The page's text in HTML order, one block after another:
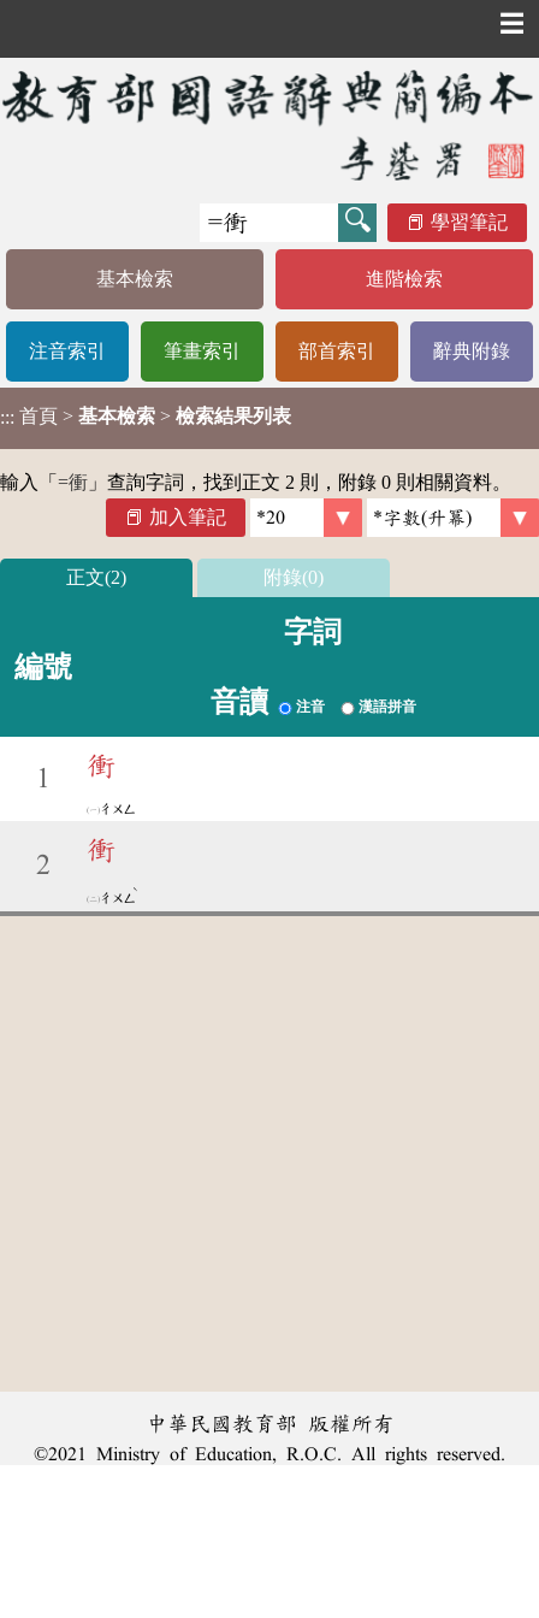
☰
學習筆記
基本檢索 進階檢索
注音索引 筆畫索引 部首索引 辭典附錄
::: 首頁 > 基本檢索 > 檢索結果列表
輸入「 =衝 」查詢字詞，找到正文 2 則，附錄 0 則相關資料。
加入筆記
正文(2) 附錄(0)
編號
字詞
音讀 注音 漢語拼音
1 衝
ㄔㄨㄥ
2
衝
ㄔㄨㄥ
ˋ
中華民國教育部 版權所有
©2021 Ministry of Education, R.O.C. All rights reserved.